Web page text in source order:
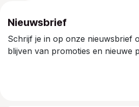
Nieuwsbrief
Schrijf je in op onze nieuwsbrief
blijven van promoties en nieuwe